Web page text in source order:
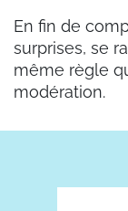
En fin de
surprises, se
même règle
modération.